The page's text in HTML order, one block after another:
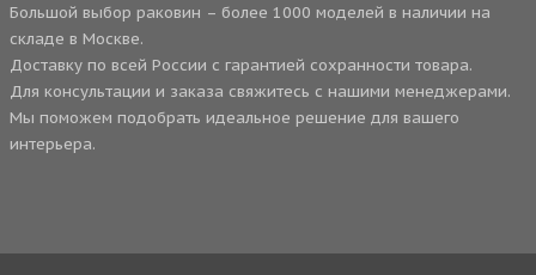
Большой выбор раковин – более 1000 моделей в наличии на
складе в Москве.
Доставку по всей России с гарантией сохранности товара.
Для консультации и заказа свяжитесь с нашими менеджерами.
Мы поможем подобрать идеальное решение для вашего
интерьера.